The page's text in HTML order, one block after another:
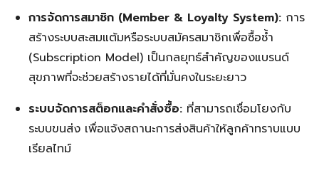
การจัดการสมาชิก (Member & Loyalty System): การ
สร้างระบบสะสมแต้มหรือระบบสมัครสมาชิกเพื่อซื้อซ้ำ
(Subscription Model) เป็นกลยุทธ์สำคัญของแบรนด์
สุขภาพที่จะช่วยสร้างรายได้ที่มั่นคงในระยะยาว
ระบบจัดการสต็อกและคำสั่งซื้อ: ที่สามารถเชื่อมโยงกับ
ระบบขนส่ง เพื่อแจ้งสถานะการส่งสินค้าให้ลูกค้าทราบแบบ
เรียลไทม์